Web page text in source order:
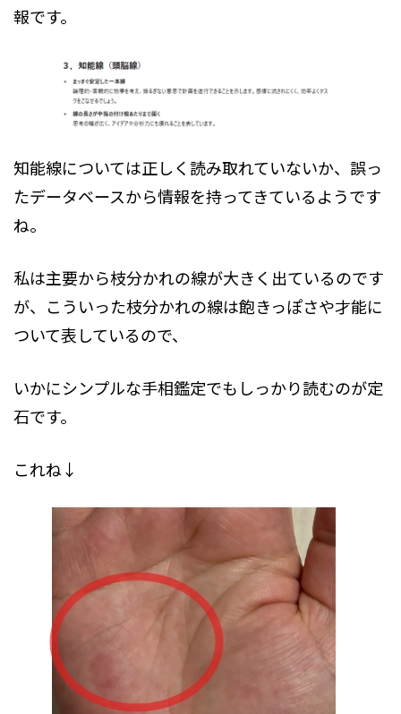
報です。
知能線については正しく読み取れていないか、誤っ
たデータベースから情報を持ってきているようです
ね。
私は主要から枝分かれの線が大きく出ているのです
が、こういった枝分かれの線は飽きっぽさや才能に
ついて表しているので、
いかにシンプルな手相鑑定でもしっかり読むのが定
石です。
これね↓